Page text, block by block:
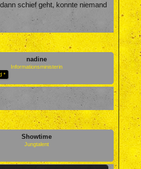
schief geht, konnte niemand
nadine
Informationsministerin
*
Showtime
Jungtalent